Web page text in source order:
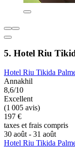
5. Hotel Riu
Hotel Riu Tikida
Annakhil
8,6/10
Excellent
(1 005 avis)
197 €
taxes et frais compris
30 août - 31 août
Hotel Riu Tikida